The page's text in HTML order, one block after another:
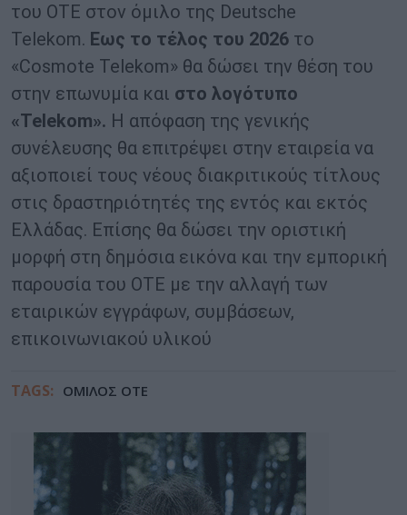
του ΟΤΕ στον όμιλο της Deutsche
Telekom. Εως το τέλος του 2026 το
«Cosmote Telekom» θα δώσει την θέση του
στην επωνυμία και στο λογότυπο
«Telekom». Η απόφαση της γενικής
συνέλευσης θα επιτρέψει στην εταιρεία να
αξιοποιεί τους νέους διακριτικούς τίτλους
στις δραστηριότητές της εντός και εκτός
Ελλάδας. Επίσης θα δώσει την οριστική
μορφή στη δημόσια εικόνα και την εμπορική
παρουσία του ΟΤΕ με την αλλαγή των
εταιρικών εγγράφων, συμβάσεων,
επικοινωνιακού υλικού
TAGS: ΟΜΙΛΟΣ ΟΤΕ